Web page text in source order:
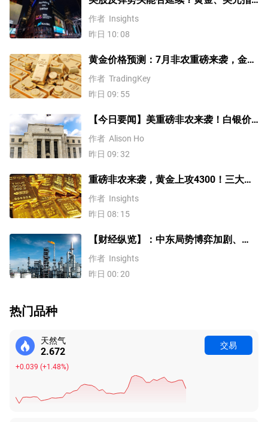
数、费半指数、纳指100技术分析
作者 Insights
昨日 10: 08
黄金价格预测：7月非农重磅来袭，金价
站上4300美元后还能涨吗？
作者 TradingKey
昨日 09: 55
【今日要闻】美重磅非农来袭！白银价
格涨4%，黄金创一个多月新高
作者 Alison Ho
昨日 09: 32
重磅非农来袭，黄金上攻4300！三大因
素预示金价升势有望延续
作者 Insights
昨日 08: 15
【财经纵览】：中东局势博弈加剧、
WTI原油涨超4%，10年期美债收益率、
美元反弹，道指终结五连涨！
作者 Insights
昨日 00: 20
热门品种
天然气
2.672
+0.039 (+1.48%)
交易